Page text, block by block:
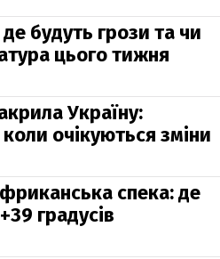
будуть грози та чи
цього тижня
Україну:
очікуються зміни
спека: де
градусів